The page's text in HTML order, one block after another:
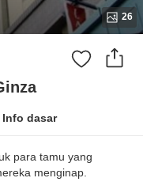
26
Info dasar
para tamu yang
menginap.